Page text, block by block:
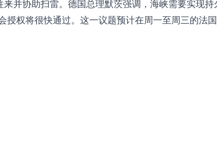
来并协助扫雷。德国总理默茨强调，海峡需要实现持
授权将很快通过。这一议题预计在周一至周三的法